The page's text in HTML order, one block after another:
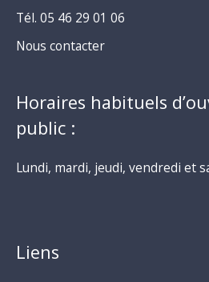
Tél. 05 46 29 01 06
Nous contacter
Horaires habituels
public :
Lundi, mardi, jeudi, vendredi et
Liens